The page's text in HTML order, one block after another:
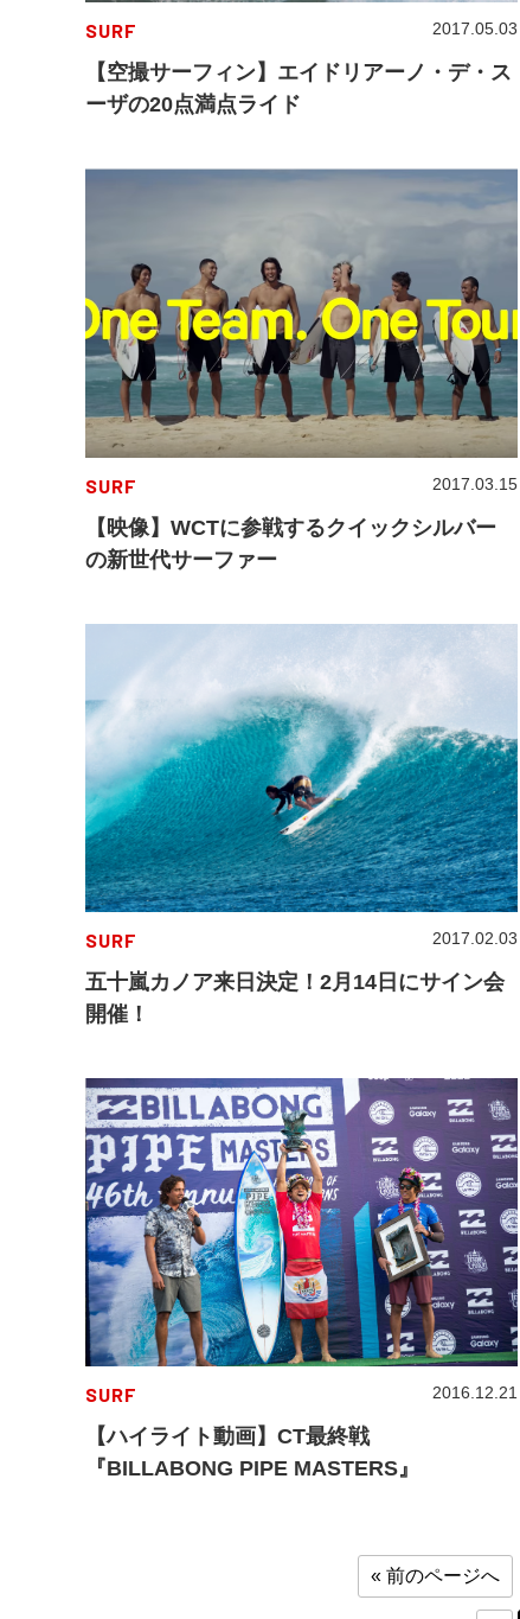
SURF
【空撮サーフィン】エイドリアーノ・デ・ス
ーザの20点満点ライド
2017.05.03
SURF
【映像】WCTに参戦するクイックシルバー
の新世代サーファー
2017.03.15
SURF
五十嵐カノア来日決定！2月14日にサイン会
開催！
2017.02.03
SURF
【ハイライト動画】CT最終戦
『BILLABONG PIPE MASTERS』
2016.12.21
« 前のページへ